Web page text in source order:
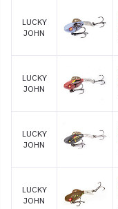
LUCKY
JOHN
LUCKY
JOHN
LUCKY
JOHN
LUCKY
JOHN